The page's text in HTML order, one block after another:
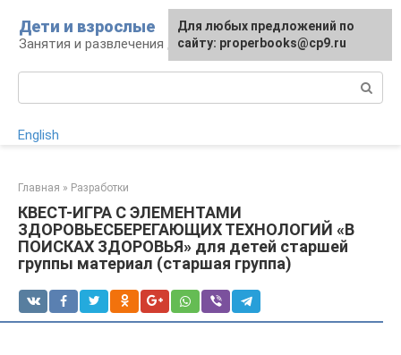
контенту
Дети и взрослые
Занятия и развлечения для дошкольников
English
Главная » Разработки
КВЕСТ-ИГРА С ЭЛЕМЕНТАМИ
ЗДОРОВЬЕСБЕРЕГАЮЩИХ ТЕХНОЛОГИЙ «В
ПОИСКАХ ЗДОРОВЬЯ» для детей старшей
группы материал (старшая группа)
Для любых предложений по
сайту: properbooks@cp9.ru